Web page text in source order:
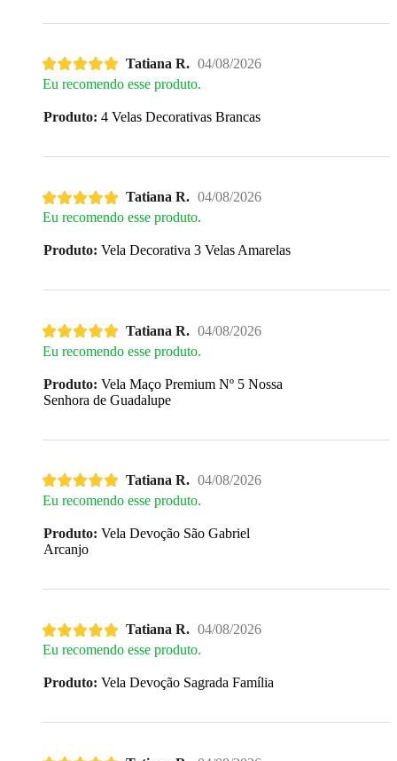
Tatiana R. 04/08/2026
Eu recomendo esse produto.
Produto: 4 Velas Decorativas Brancas
Tatiana R. 04/08/2026
Eu recomendo esse produto.
Produto: Vela Decorativa 3 Velas Amarelas
Tatiana R. 04/08/2026
Eu recomendo esse produto.
Produto: Vela Maço Premium Nº 5 Nossa
Senhora de Guadalupe
Tatiana R. 04/08/2026
Eu recomendo esse produto.
Produto: Vela Devoção São Gabriel
Arcanjo
Tatiana R. 04/08/2026
Eu recomendo esse produto.
Produto: Vela Devoção Sagrada Família